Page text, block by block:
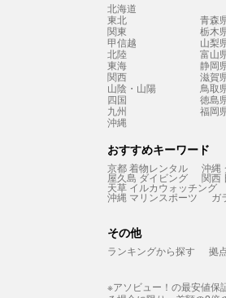
北海道
東北
青森
関東
栃木
甲信越
山梨
北陸
富山
東海
静岡
関西
滋賀
山陰・山陽
鳥取
四国
徳島
九州
福岡
沖縄
おすすめキーワード
京都 着物レンタル 沖縄
屋久島 ダイビング 関西
天草 イルカウォッチング
沖縄 マリンスポーツ ガ
その他
ランキングから探す 拠
※アソビュー！の最安値保